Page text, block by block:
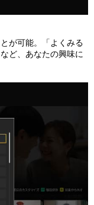
が可能。「よくみる
ど、あなたの興味に